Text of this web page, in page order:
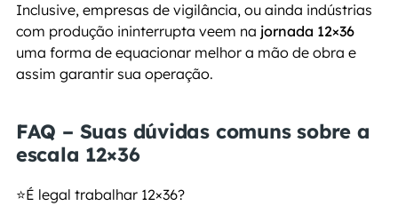
Inclusive, empresas de vigilância, ou ainda indústrias
com produção ininterrupta veem na jornada 12×36
uma forma de equacionar melhor a mão de obra e
assim garantir sua operação.
FAQ – Suas dúvidas comuns sobre a
escala 12×36
⭐É legal trabalhar 12×36?